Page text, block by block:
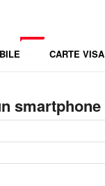
CARTE VISA
smartphone